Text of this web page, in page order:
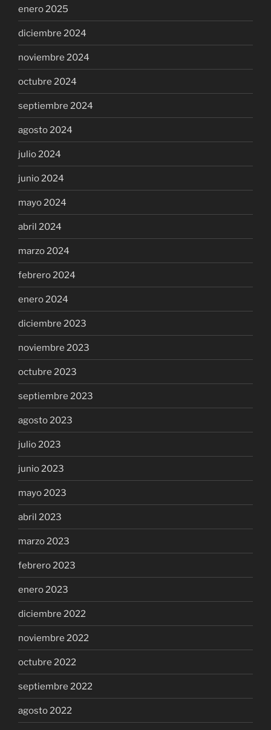
enero 2025
diciembre 2024
noviembre 2024
octubre 2024
septiembre 2024
agosto 2024
julio 2024
junio 2024
mayo 2024
abril 2024
marzo 2024
febrero 2024
enero 2024
diciembre 2023
noviembre 2023
octubre 2023
septiembre 2023
agosto 2023
julio 2023
junio 2023
mayo 2023
abril 2023
marzo 2023
febrero 2023
enero 2023
diciembre 2022
noviembre 2022
octubre 2022
septiembre 2022
agosto 2022